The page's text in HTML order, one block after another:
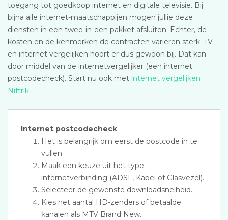
toegang tot goedkoop internet en digitale televisie. Bij
bijna alle internet-maatschappijen mogen jullie deze
diensten in een twee-in-een pakket afsluiten. Echter, de
kosten en de kenmerken de contracten variëren sterk. TV
en internet vergelijken hoort er dus gewoon bij. Dat kan
door middel van de internetvergelijker (een internet
postcodecheck). Start nu ook met internet vergelijken
Niftrik.
Internet postcodecheck
Het is belangrijk om eerst de postcode in te
vullen.
Maak een keuze uit het type
internetverbinding (ADSL, Kabel of Glasvezel).
Selecteer de gewenste downloadsnelheid.
Kies het aantal HD-zenders of betaalde
kanalen als MTV Brand New.